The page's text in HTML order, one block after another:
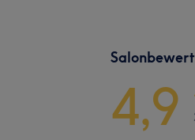
4,9